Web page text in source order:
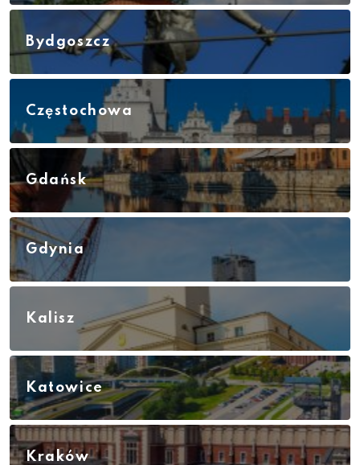
Bydgoszcz
Częstochowa
Gdańsk
Gdynia
Kalisz
Katowice
Kraków